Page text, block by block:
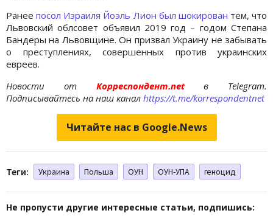
Ранеепосол Израиля Йоэль Лион был шокирован тем, что
Львовский облсовет объявил 2019 год – годом Степана
Бандеры на Львовщине. Он призвал Украину не забывать
о преступлениях, совершенных против украинских
евреев.
Новости отКорреспондент.netв Telegram.
Подписывайтесь на наш канал https://t.me/korrespondentnet
Читайте нас в Google.News
Теги: Украина Польша ОУН ОУН-УПА геноцид
Не пропусти другие интересные статьи, подпишись: